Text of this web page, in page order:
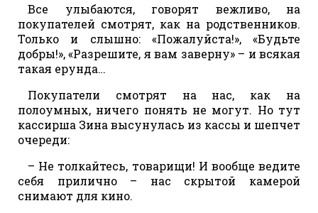
Все улыбаются, говорят вежливо, на
покупателей смотрят, как на родственников.
Только и слышно: «Пожалуйста!», «Будьте
добры!», «Разрешите, я вам заверну» – и всякая
такая ерунда…
Покупатели смотрят на нас, как на
полоумных, ничего понять не могут. Но тут
кассирша Зина высунулась из кассы и шепчет
очереди:
– Не толкайтесь, товарищи! И вообще ведите
себя прилично – нас скрытой камерой
снимают для кино.